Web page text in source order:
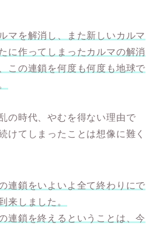
マを解消し、また新しいカルマ
に作ってしまったカルマの解消
この連鎖を何度も何度も地球で
の時代、やむを得ない理由で
けてしまったことは想像に難く
連鎖をいよいよ全て終わりにで
来しました。
連鎖を終えるということは、今